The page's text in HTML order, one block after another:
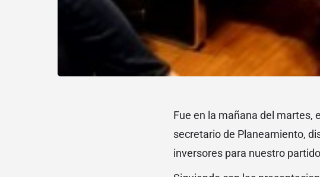
Fue en la mañana del martes,
secretario de Planeamiento,
inversores para nuestro